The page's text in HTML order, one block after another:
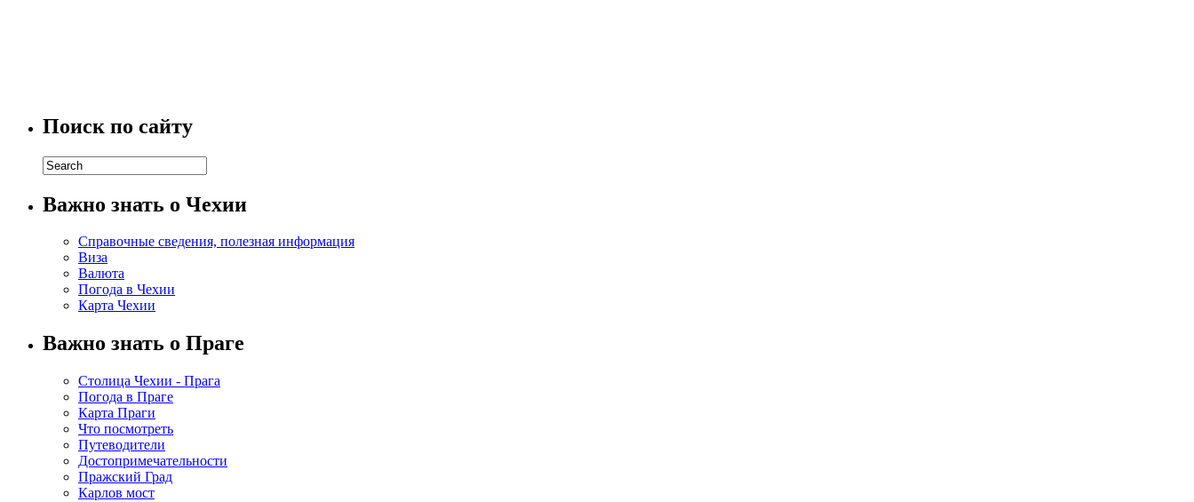
Поиск по сайту
Важно знать о Чехии
Справочные сведения, полезная информация
Виза
Валюта
Погода в Чехии
Карта Чехии
Важно знать о Праге
Столица Чехии - Прага
Погода в Праге
Карта Праги
Что посмотреть
Путеводители
Достопримечательности
Пражский Град
Карлов мост